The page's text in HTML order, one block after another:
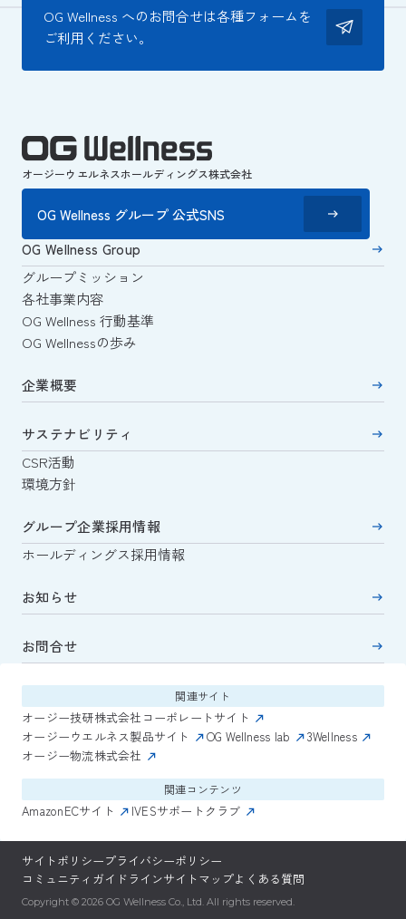
OG Wellness へのお問合せは各種フォームを
ご利用ください。
オージーウエルネスホールディングス株式会社
OG Wellness グループ 公式SNS
OG Wellness Group
グループミッション
各社事業内容
OG Wellness 行動基準
OG Wellnessの歩み
企業概要
サステナビリティ
CSR活動
環境方針
グループ企業採用情報
ホールディングス採用情報
お知らせ
お問合せ
関連サイト
オージー技研株式会社コーポレートサイト
オージーウエルネス製品サイト
OG Wellness lab
3Wellness
オージー物流株式会社
関連コンテンツ
AmazonECサイト IVESサポートクラブ
サイトポリシープライバシーポリシー
コミュニティガイドラインサイトマップよくある質問
Copyright © 2026 OG Wellness Co., Ltd. All rights reserved.